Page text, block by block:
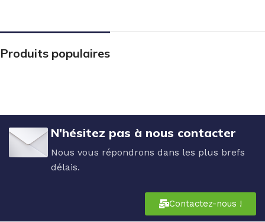
Produits populaires
N'hésitez pas à nous contacter
Nous vous répondrons dans les plus brefs
délais.
Contactez-nous !